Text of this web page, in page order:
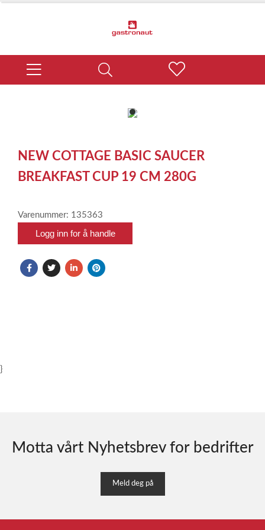
item
of
1
NEW COTTAGE BASIC SAUCER
BREAKFAST CUP 19 CM 280G
Varenummer: 135363
Logg inn for å handle
}
Motta vårt Nyhetsbrev for bedrifter
Meld deg på